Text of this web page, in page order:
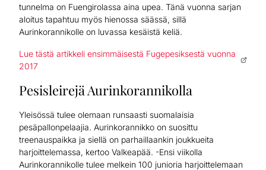
tunnelma on Fuengirolassa aina upea. Tänä vuonna sarjan
aloitus tapahtuu myös hienossa säässä, sillä
Aurinkorannikolle on luvassa kesäistä keliä.
Lue tästä artikkeli ensimmäisestä Fugepesiksestä vuonna
2017
Pesisleirejä Aurinkorannikolla
Yleisössä tulee olemaan runsaasti suomalaisia
pesäpallonpelaajia. Aurinkorannikko on suosittu
treenauspaikka ja siellä on parhaillaankin joukkueita
harjoittelemassa, kertoo Valkeapää. -Ensi viikolla
Aurinkorannikolle tulee melkein 100 junioria harjoittelemaan